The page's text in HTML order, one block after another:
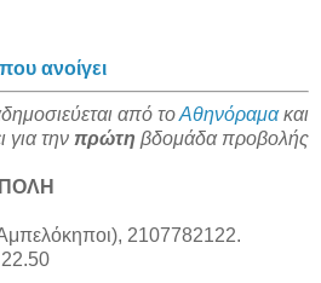
που ανοίγει
από τοΑθηνόραμακαι
για την πρώτη βδομάδα προβολής
2107782122.